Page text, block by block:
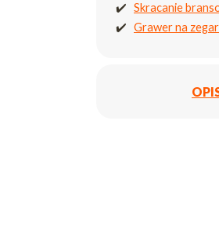
✔️ Skracanie
✔️ Grawer na